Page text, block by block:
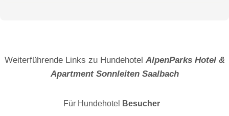
Weiterführende Links zu Hundehotel AlpenParks Hotel &
Apartment Sonnleiten Saalbach
Für Hundehotel Besucher